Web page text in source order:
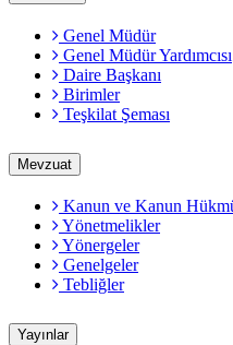
Genel Müdür
Genel Müdür Yardımcısı
Daire Başkanı
Birimler
Teşkilat Şeması
Mevzuat
Kanun ve Kanun
Yönetmelikler
Yönergeler
Genelgeler
Tebliğler
Yayınlar